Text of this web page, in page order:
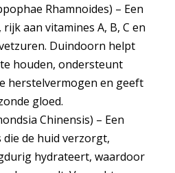
Rhamnoides) – Een
aan vitamines A, B, C en
Duindoorn helpt
houden, ondersteunt
herstelvermogen en geeft
gloed.
Chinensis) – Een
de huid verzorgt,
hydrateert, waardoor